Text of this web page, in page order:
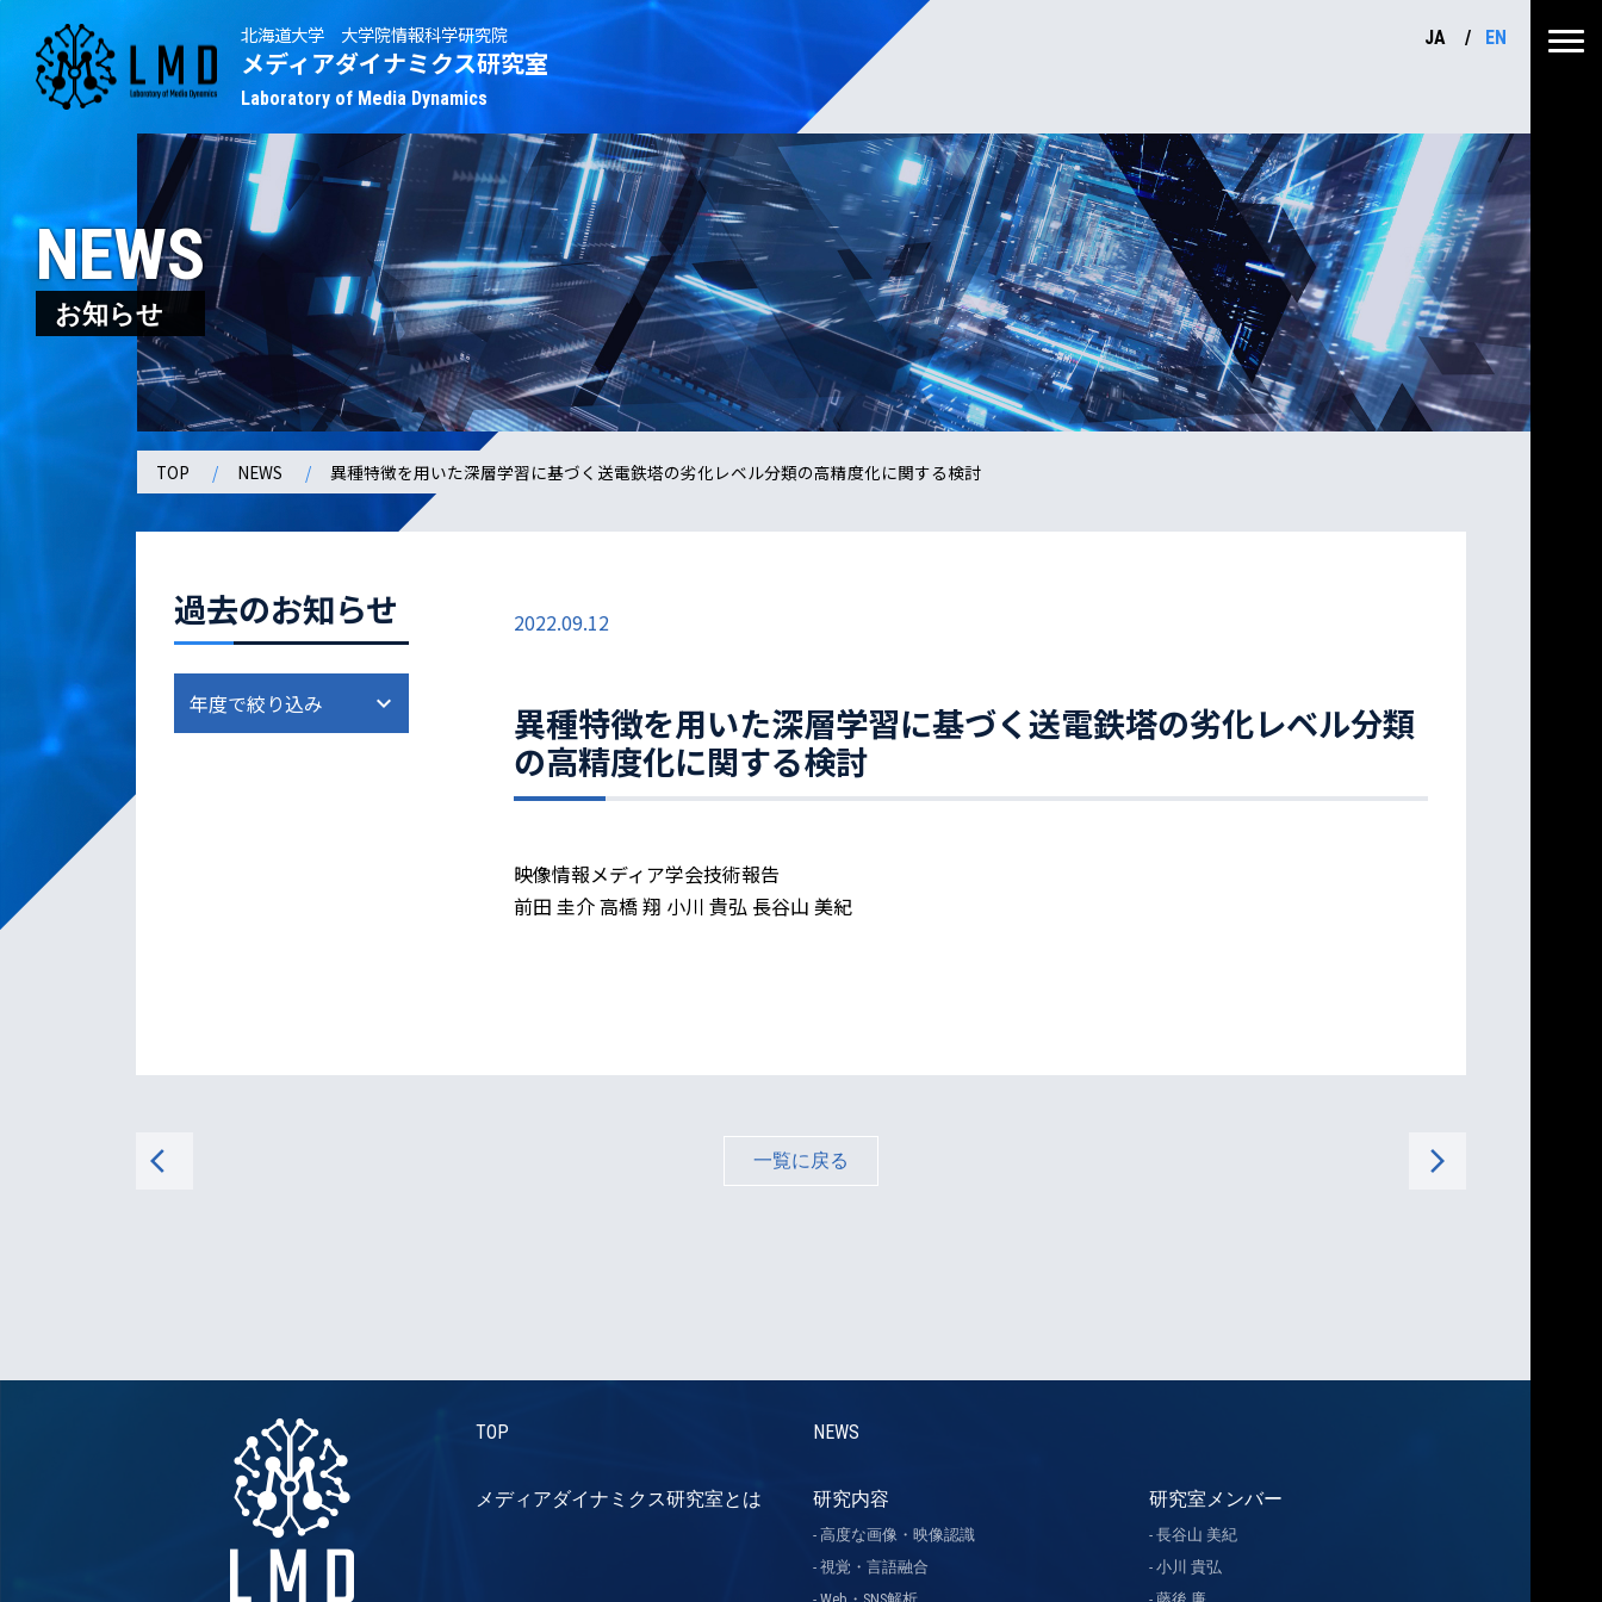
北海道大学 大学院情報科学研究院
メディアダイナミクス研究室
Laboratory of Media Dynamics
JA EN
NEWS
お知らせ
TOP NEWS 異種特徴を用いた深層学習に基づく送電鉄塔の劣化レベル分類の高精度化に関する検討
過去のお知らせ 2022.09.12
異種特徴を用いた深層学習に基づく送電鉄塔の劣化レベル分類
の高精度化に関する検討
映像情報メディア学会技術報告
前田 圭介 高橋 翔 小川 貴弘 長谷山 美紀
arrow_back_ios 一覧に戻る arrow_forward_ios
TOP NEWS
メディアダイナミクス研究室とは 研究内容
高度な画像・映像認識
視覚・言語融合
研究室メンバー
長谷山 美紀
小川 貴弘